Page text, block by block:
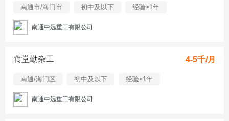
南通市/海门市 初中及以下 经验≥1年
南通中远重工有限公司
食堂勤杂工 4-5千/月
南通/海门区 初中及以下 经验≤1年
南通中远重工有限公司